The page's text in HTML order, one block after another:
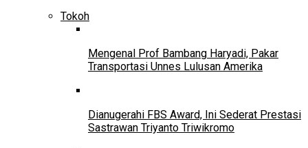
Tokoh
Mengenal Prof Bambang Haryadi, Pakar
Transportasi Unnes Lulusan Amerika
Dianugerahi FBS Award, Ini Sederat Prestasi
Sastrawan Triyanto Triwikromo